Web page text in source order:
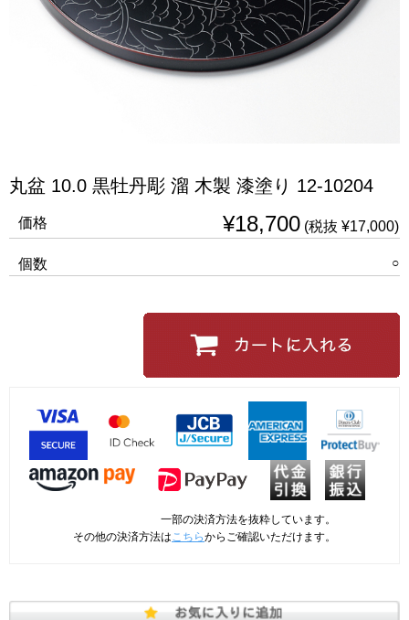
丸盆 10.0 黒牡丹彫 溜 木製 漆塗り 12-10204
価格 ¥18,700 (税抜 ¥17,000)
個数 ○
一部の決済方法を抜粋しています。
その他の決済方法は こちらからご確認いただけます。